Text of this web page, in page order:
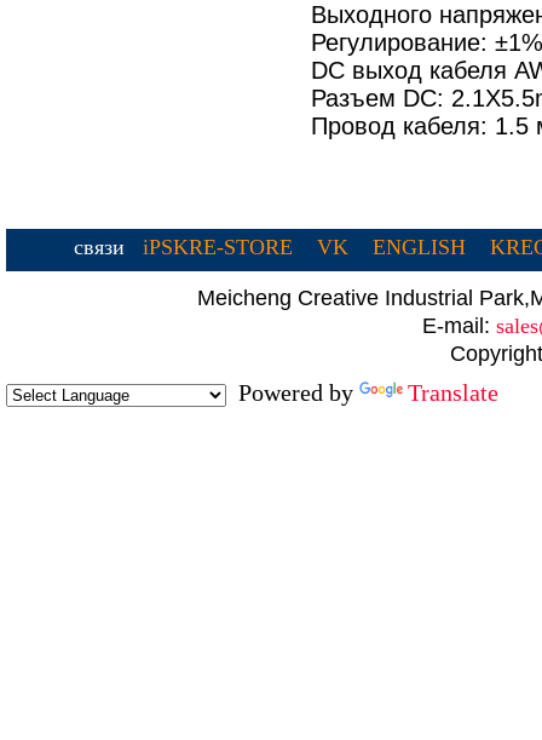
Выходного
Регулирование:
DC выход кабеля
Разъем DC:
Провод кабеля: 1.5
связи iPSKRE-STORE VK ENGLISH
Meicheng Creative Industrial
E-mail:
Powered by Translate